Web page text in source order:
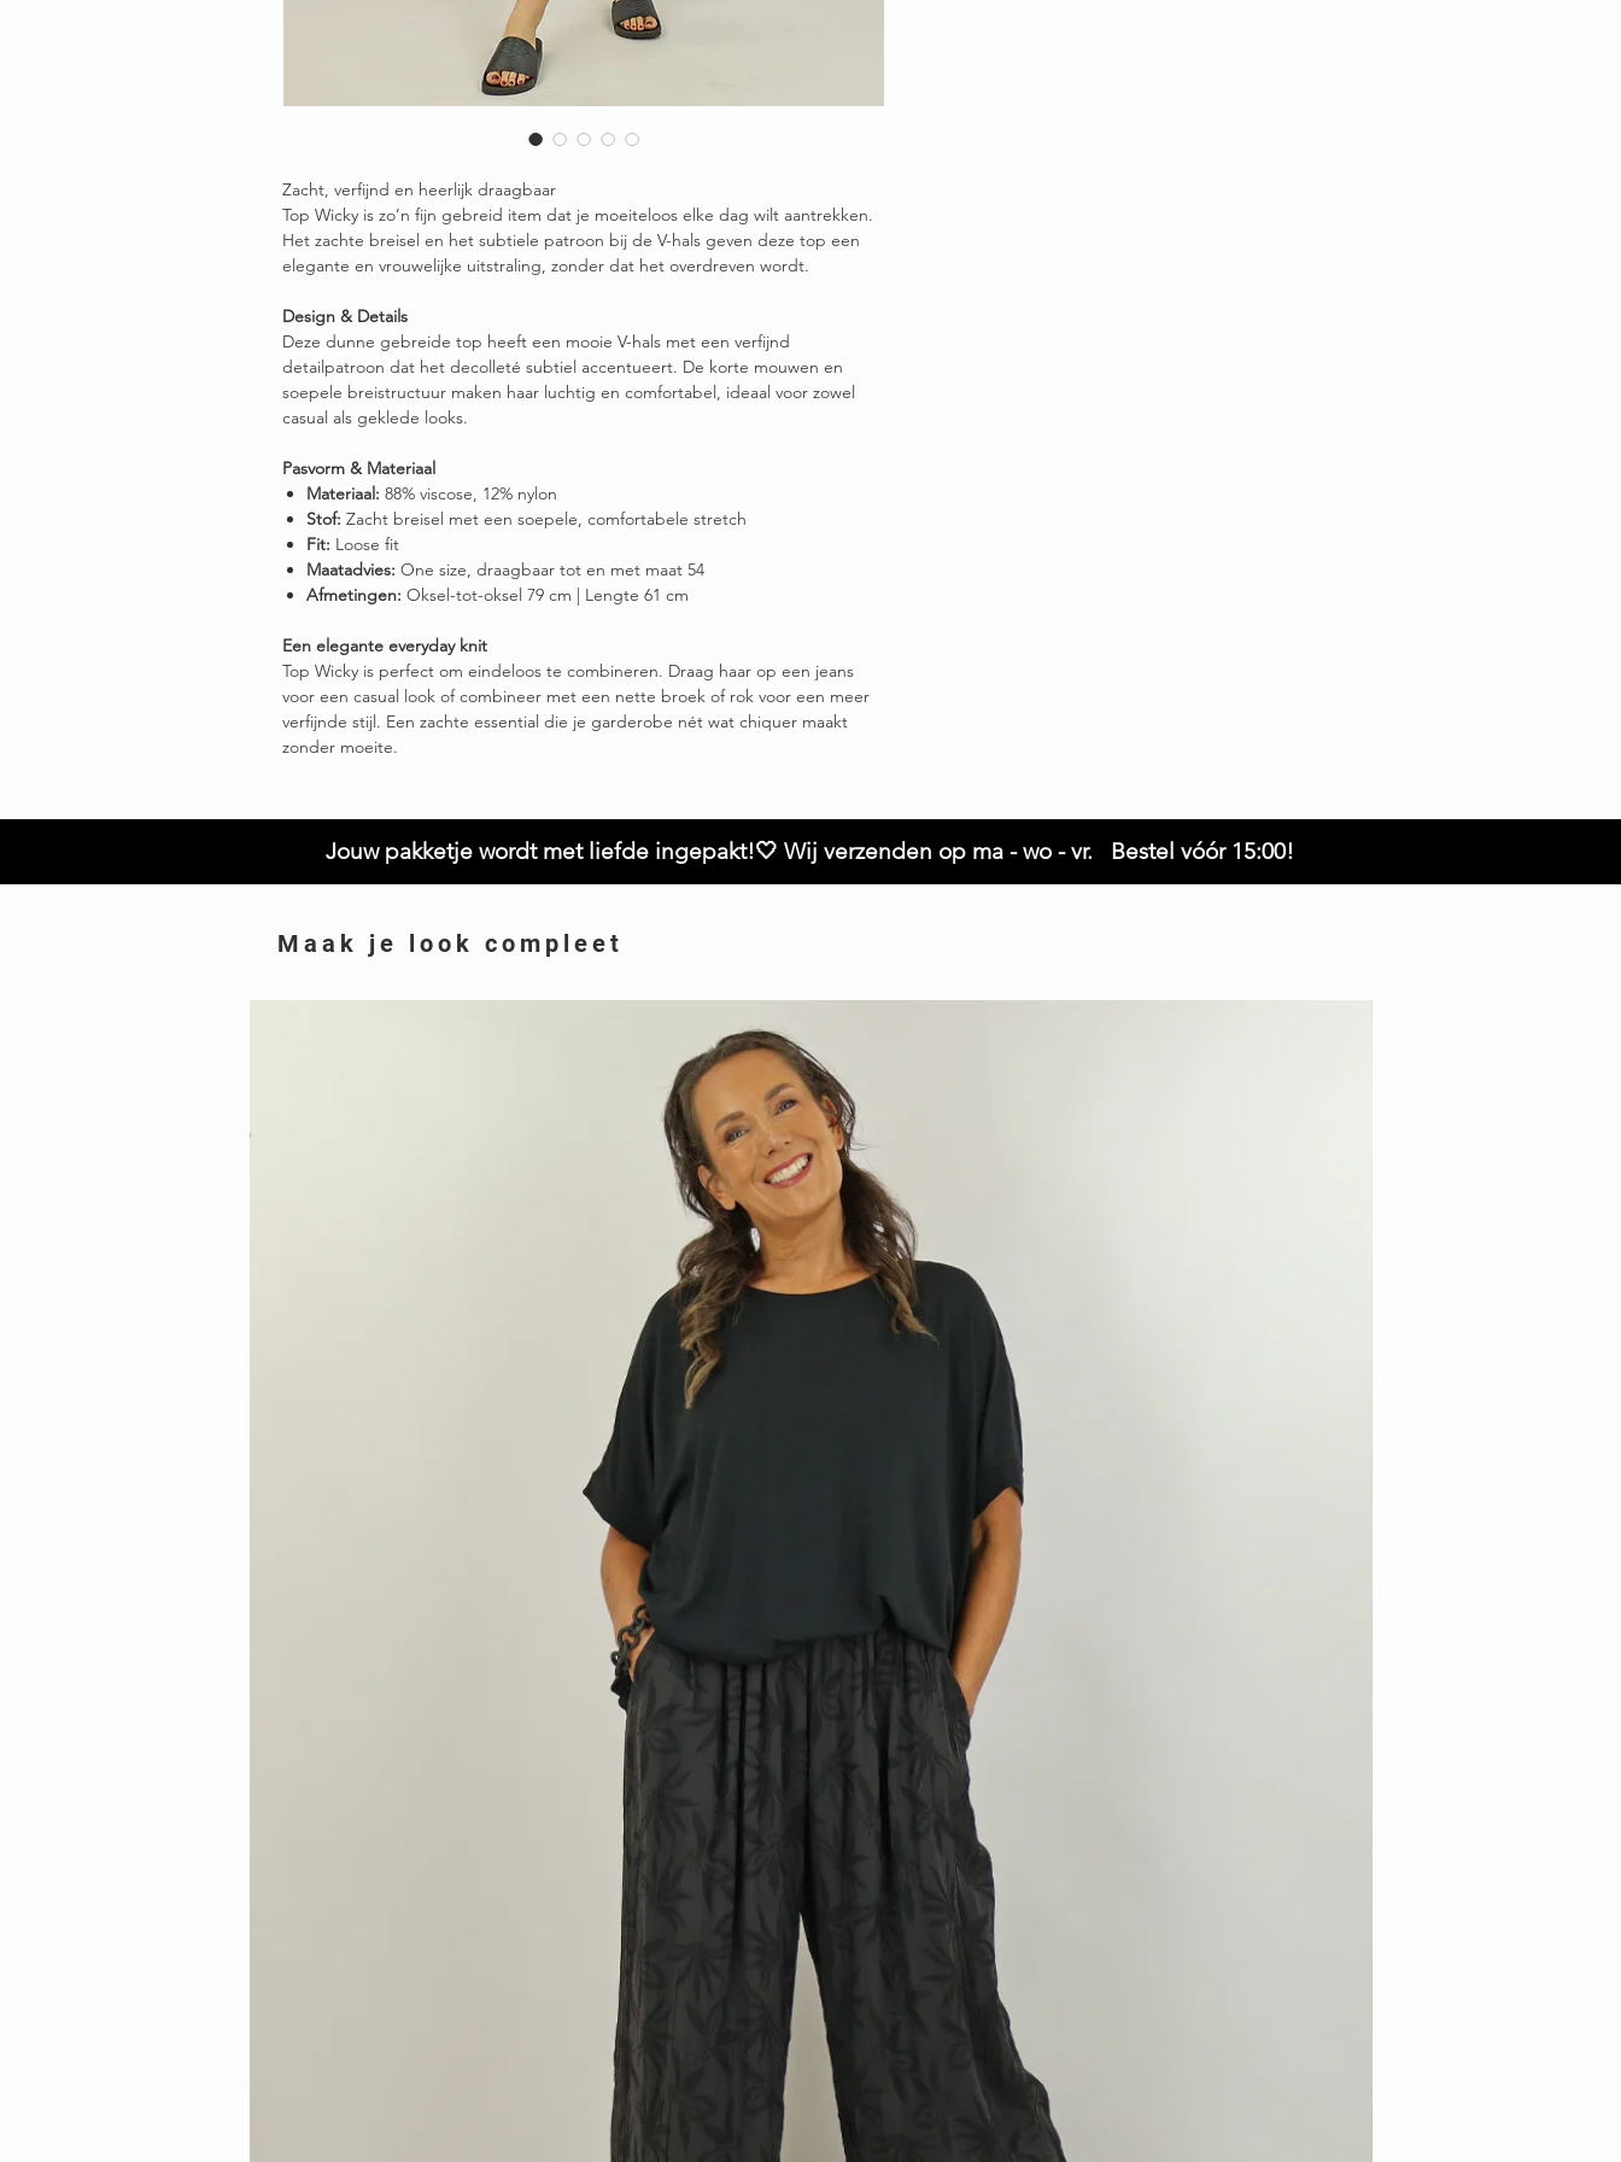
Zacht, verfijnd en heerlijk draagbaar
Top Wicky is zo’n fijn gebreid item dat je moeiteloos elke dag wilt aantrekken.
Het zachte breisel en het subtiele patroon bij de V-hals geven deze top een
elegante en vrouwelijke uitstraling, zonder dat het overdreven wordt.
Design & Details
Deze dunne gebreide top heeft een mooie V-hals met een verfijnd
detailpatroon dat het decolleté subtiel accentueert. De korte mouwen en
soepele breistructuur maken haar luchtig en comfortabel, ideaal voor zowel
casual als geklede looks.
Pasvorm & Materiaal
Materiaal: 88% viscose, 12% nylon
Stof: Zacht breisel met een soepele, comfortabele stretch
Fit: Loose fit
Maatadvies: One size, draagbaar tot en met maat 54
Afmetingen: Oksel-tot-oksel 79 cm | Lengte 61 cm
Een elegante everyday knit
Top Wicky is perfect om eindeloos te combineren. Draag haar op een jeans
voor een casual look of combineer met een nette broek of rok voor een meer
verfijnde stijl. Een zachte essential die je garderobe nét wat chiquer maakt
zonder moeite.
Jouw pakketje wordt met liefde ingepakt!🤍 Wij verzenden op ma - wo - vr. Bestel vóór 15:00!
Maak je look compleet